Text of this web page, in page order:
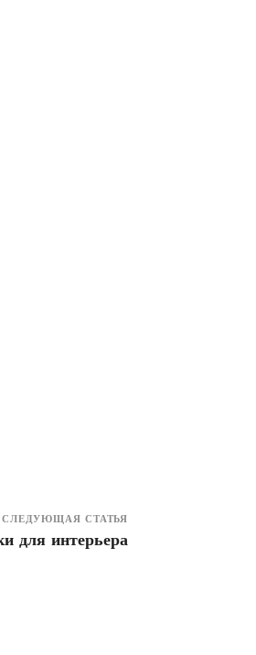
СЛЕДУЮЩАЯ СТАТЬЯ
для интерьера